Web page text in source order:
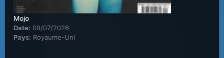
Mojo
Date: 09/07/2026
Pays: Royaume-Uni